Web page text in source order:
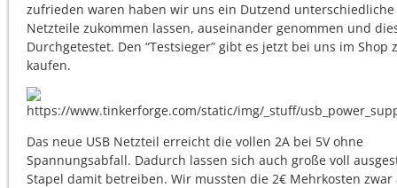
zufrieden waren haben wir uns ein Dutzend unterschiedliche
Netzteile zukommen lassen, auseinander genommen und
Durchgetestet. Den “Testsieger” gibt es jetzt bei uns im Shop
kaufen.
Das neue USB Netzteil erreicht die vollen 2A bei 5V ohne
Spannungsabfall. Dadurch lassen sich auch große voll
Stapel damit betreiben. Wir mussten die 2€ Mehrkosten zwar